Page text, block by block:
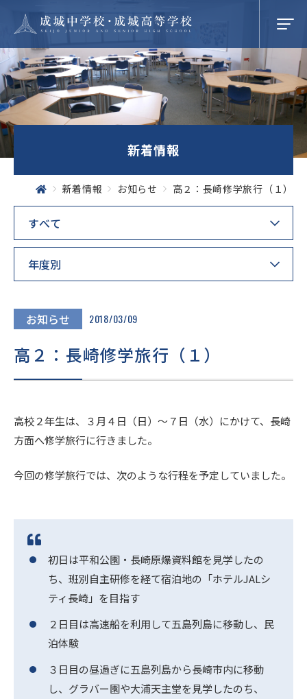
学校紹介
成城での学び
学校生活
SEIJO STORIES
進路・進学
入試情報
在校生・
保護者の
皆様へ
卒業生の
皆様へ
地域の
いじめ防止基本方針
採用情報 文化祭 Today’s SEIJO
新着情報
新着情報 お知らせ 高２：長崎修学旅行（１）
お知らせ 2018/03/09
高２：長崎修学旅行（１）
高校２年生は、３月４日（日）～７日（水）にかけて、長崎
方面へ修学旅行に行きました。
今回の修学旅行では、次のような行程を予定していました。
初日は平和公園・長崎原爆資料館を見学したの
ち、班別自主研修を経て宿泊地の「ホテルJALシ
ティ長崎」を目指す
２日目は高速船を利用して五島列島に移動し、民
泊体験
３日目の昼過ぎに五島列島から長崎市内に移動
し、グラバー園や大浦天主堂を見学したのち、